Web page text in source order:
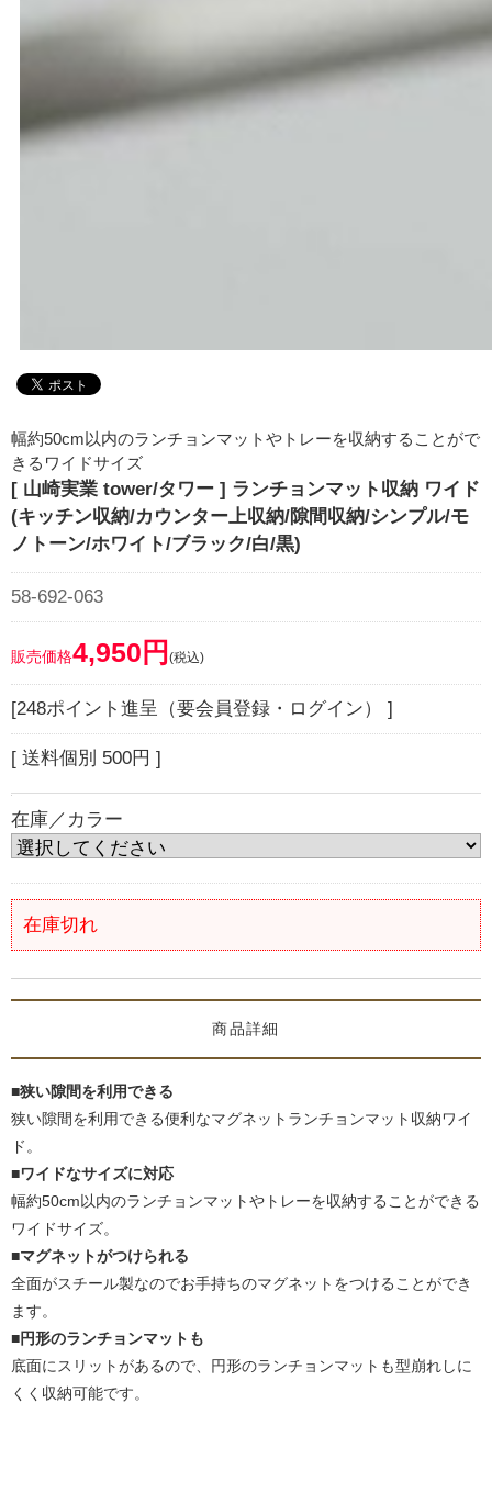
幅約50cm以内のランチョンマットやトレーを収納することがで
きるワイドサイズ
[ 山崎実業 tower/タワー ] ランチョンマット収納 ワイド
(キッチン収納/カウンター上収納/隙間収納/シンプル/モ
ノトーン/ホワイト/ブラック/白/黒)
58-692-063
販売価格4,950円 (税込)
[248ポイント進呈（要会員登録・ログイン） ]
[ 送料個別 500円 ]
在庫／カラー
在庫切れ
商品詳細
■狭い隙間を利用できる
狭い隙間を利用できる便利なマグネットランチョンマット収納ワイ
ド。
■ワイドなサイズに対応
幅約50cm以内のランチョンマットやトレーを収納することができる
ワイドサイズ。
■マグネットがつけられる
全面がスチール製なのでお手持ちのマグネットをつけることができ
ます。
■円形のランチョンマットも
底面にスリットがあるので、円形のランチョンマットも型崩れしに
くく収納可能です。